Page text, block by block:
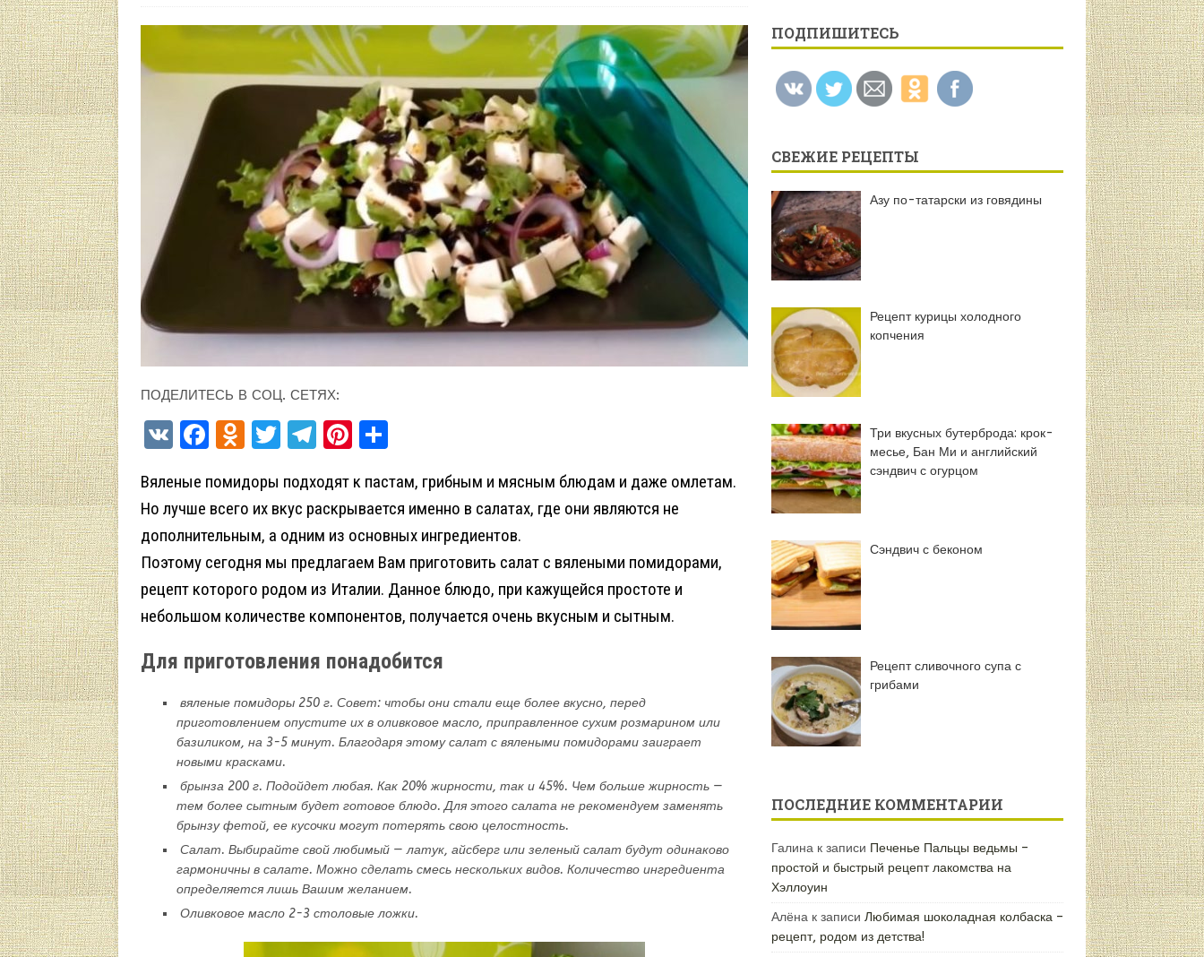
ПОДЕЛИТЕСЬ В СОЦ. СЕТЯХ:
V
F
ce
b
o
o
k
O
n
o
kl
a
ss
ki
T
it
te
r
T
e
gr
a
m
Pi
er
es
t
п
р
а
в
и
ь
Вяленые помидоры подходят к пастам, грибным и мясным блюдам и даже омлетам.
Но лучше всего их вкус раскрывается именно в салатах, где они являются не
дополнительным, а одним из основных ингредиентов.
Поэтому сегодня мы предлагаем Вам приготовить салат с вялеными помидорами,
рецепт которого родом из Италии. Данное блюдо, при кажущейся простоте и
небольшом количестве компонентов, получается очень вкусным и сытным.
Для приготовления понадобится
вяленые помидоры 250 г. Совет: чтобы они стали еще более вкусно, перед
приготовлением опустите их в оливковое масло, приправленное сухим розмарином или
базиликом, на 3-5 минут. Благодаря этому салат с вялеными помидорами заиграет
новыми красками.
брынза 200 г. Подойдет любая. Как 20% жирности, так и 45%. Чем больше жирность —
тем более сытным будет готовое блюдо. Для этого салата не рекомендуем заменять
брынзу фетой, ее кусочки могут потерять свою целостность.
Салат. Выбирайте свой любимый — латук, айсберг или зеленый салат будут одинаково
гармоничны в салате. Можно сделать смесь нескольких видов. Количество ингредиента
определяется лишь Вашим желанием.
Оливковое масло 2-3 столовые ложки.
ПОДПИШИТЕСЬ
СВЕЖИЕ РЕЦЕПТЫ
Азу по-татарски из говядины
Рецепт курицы холодного
копчения
Три вкусных бутерброда: крок-
месье, Бан Ми и английский
сэндвич с огурцом
Сэндвич с беконом
Рецепт сливочного супа с
грибами
ПОСЛЕДНИЕ КОММЕНТАРИИ
Галинак записи Печенье Пальцы ведьмы –
простой и быстрый рецепт лакомства на
Хэллоуин
Алёнак записи Любимая шоколадная колбаска –
рецепт, родом из детства!